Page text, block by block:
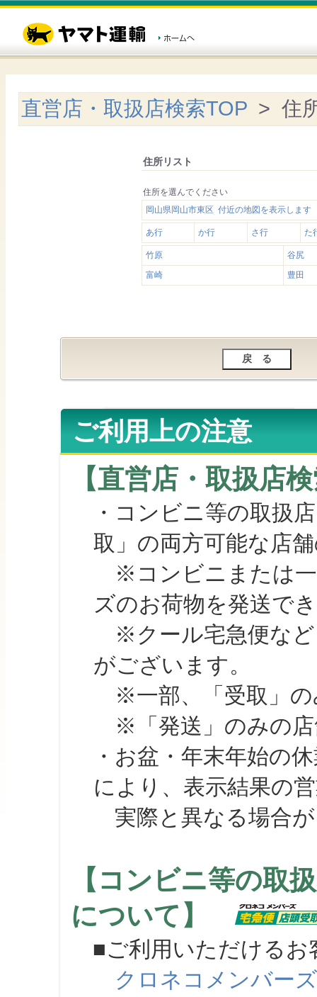
直営店・取扱店検索TOP > 住
住所リスト
住所を選んでください
岡山県岡山市東区 付近の地図を表示します
あ行 か行 さ行 た
竹原
谷尻
富崎
豊田
ご利用上の注意
【直営店・取扱店
・コンビニ等の取扱
取」の両方可能な店
※コンビニまたは一
ズのお荷物を発送で
※クール宅急便など
がございます。
※一部、「受取」の
※「発送」のみの店
・お盆・年末年始の
により、表示結果の
実際と異なる場合が
【コンビニ等の取
について】
■ご利用いただけるお
クロネコメンバーズ